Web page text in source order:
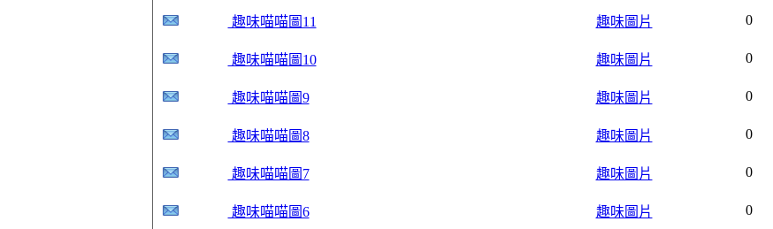
趣味喵喵圖11
趣味圖片 0
趣味喵喵圖10
趣味圖片 0
趣味喵喵圖9
趣味圖片 0
趣味喵喵圖8
趣味圖片 0
趣味喵喵圖7
趣味圖片 0
趣味喵喵圖6
趣味圖片 0